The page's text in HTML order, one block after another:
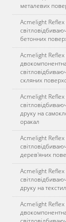
металевих
Acmelight
бетонних
Acmelight
скляних
Acmelight Reflex
друку на
оракал
Acmelight
дерев'яних
Acmelight
друку на
Acmelight Reflex